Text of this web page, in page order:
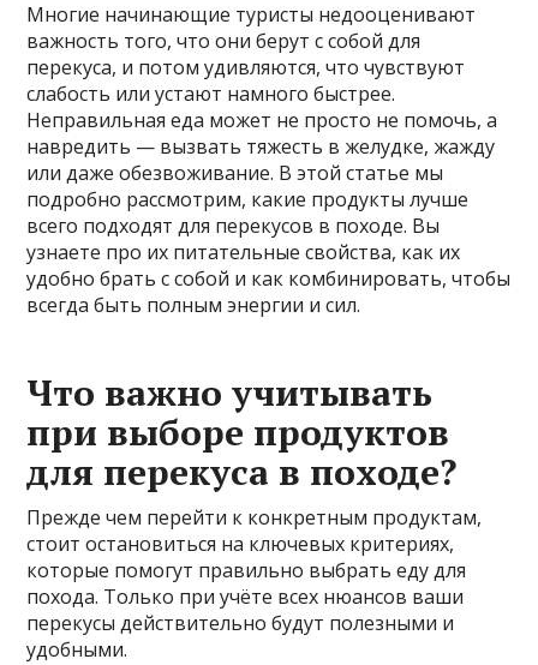
Многие начинающие туристы недооценивают
важность того, что они берут с собой для
перекуса, и потом удивляются, что чувствуют
слабость или устают намного быстрее.
Неправильная еда может не просто не помочь, а
навредить — вызвать тяжесть в желудке, жажду
или даже обезвоживание. В этой статье мы
подробно рассмотрим, какие продукты лучше
всего подходят для перекусов в походе. Вы
узнаете про их питательные свойства, как их
удобно брать с собой и как комбинировать, чтобы
всегда быть полным энергии и сил.
Что важно учитывать
при выборе продуктов
для перекуса в походе?
Прежде чем перейти к конкретным продуктам,
стоит остановиться на ключевых критериях,
которые помогут правильно выбрать еду для
похода. Только при учёте всех нюансов ваши
перекусы действительно будут полезными и
удобными.